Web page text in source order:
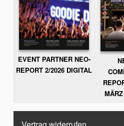
EVENT PARTNER NEO-
REPORT 2/2026 DIGITAL